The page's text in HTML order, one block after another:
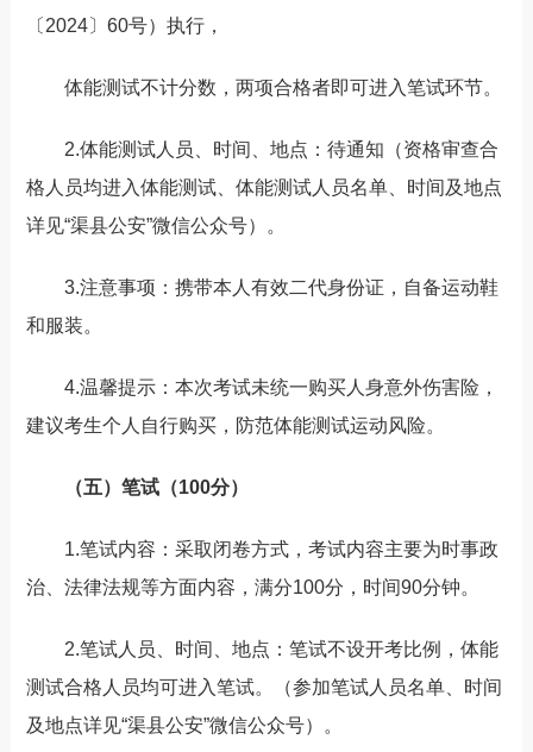
〔2024〕60号）执行，
体能测试不计分数，两项合格者即可进入笔试环节。
2.体能测试人员、时间、地点：待通知（资格审查合
格人员均进入体能测试、体能测试人员名单、时间及地点
详见“渠县公安”微信公众号）。
3.注意事项：携带本人有效二代身份证，自备运动鞋
和服装。
4.温馨提示：本次考试未统一购买人身意外伤害险，
建议考生个人自行购买，防范体能测试运动风险。
（五）笔试（100分）
1.笔试内容：采取闭卷方式，考试内容主要为时事政
治、法律法规等方面内容，满分100分，时间90分钟。
2.笔试人员、时间、地点：笔试不设开考比例，体能
测试合格人员均可进入笔试。（参加笔试人员名单、时间
及地点详见“渠县公安”微信公众号）。